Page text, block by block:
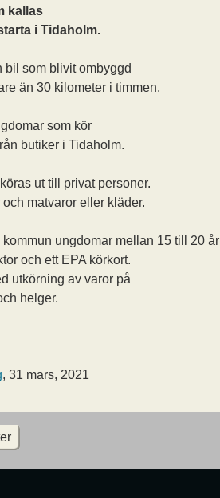
kallas
i Tidaholm.
bil som blivit ombyggd
än 30 kilometer i timmen.
som kör
butiker i Tidaholm.
ut till privat personer.
matvaror eller kläder.
ungdomar mellan 15 till 20 år
och ett EPA körkort.
utkörning av varor på
helger.
, 31 mars, 2021